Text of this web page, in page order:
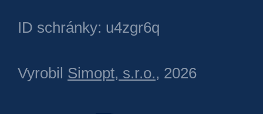
ID schránky: u4zgr6q
Vyrobil Simopt, s.r.o., 2026